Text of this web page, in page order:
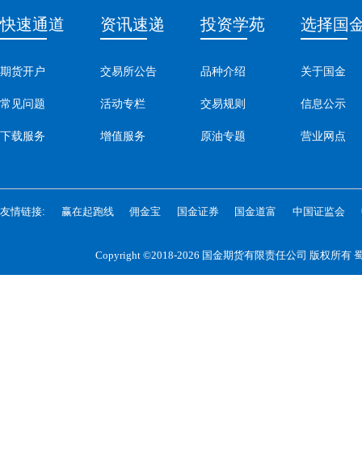
快速通道
期货开户
常见问题
下载服务
资讯速递
交易所公告
活动专栏
增值服务
投资学苑
品种介绍
交易规则
原油专题
选择国
关于国金
信息公示
营业网点
友情链接: 赢在起跑线 佣金宝 国金证券 国金道富 中国证监会
Copyright ©2018-2026 国金期货有限责任公司 版权所有